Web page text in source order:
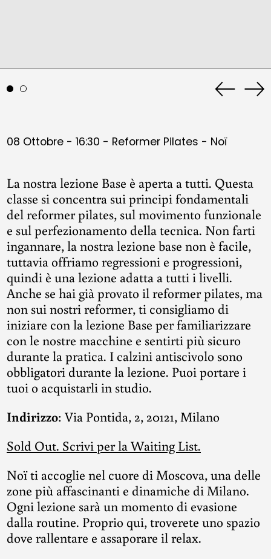
Previous
08 Ottobre - 16:30 - Reformer Pilates - Noï
La nostra lezione Base è aperta a tutti. Questa
classe si concentra sui principi fondamentali
del reformer pilates, sul movimento funzionale
e sul perfezionamento della tecnica. Non farti
ingannare, la nostra lezione base non è facile,
tuttavia offriamo regressioni e progressioni,
quindi è una lezione adatta a tutti i livelli.
Anche se hai già provato il reformer pilates, ma
non sui nostri reformer, ti consigliamo di
iniziare con la lezione Base per familiarizzare
con le nostre macchine e sentirti più sicuro
durante la pratica. I calzini antiscivolo sono
obbligatori durante la lezione. Puoi portare i
tuoi o acquistarli in studio.
Indirizzo: Via Pontida, 2, 20121, Milano
Sold Out. Scrivi per la Waiting List.
Noï ti accoglie nel cuore di Moscova, una delle
zone più affascinanti e dinamiche di Milano.
Ogni lezione sarà un momento di evasione
dalla routine. Proprio qui, troverete uno spazio
dove rallentare e assaporare il relax.